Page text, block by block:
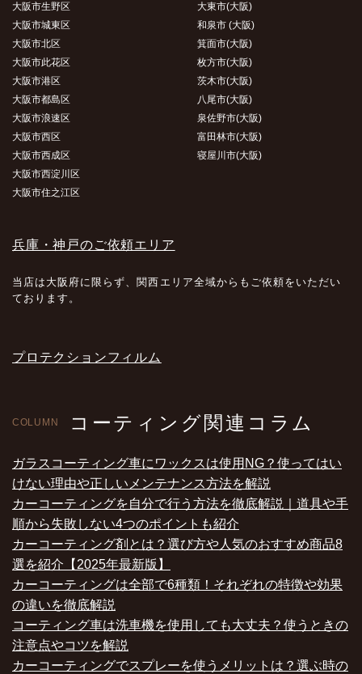
大阪市生野区
大阪市城東区
大阪市北区
大阪市此花区
大阪市港区
大阪市都島区
大阪市浪速区
大阪市西区
大阪市西成区
大阪市西淀川区
大阪市住之江区
大東市(大阪)
和泉市 (大阪)
箕面市(大阪)
枚方市(大阪)
茨木市(大阪)
八尾市(大阪)
泉佐野市(大阪)
富田林市(大阪)
寝屋川市(大阪)
兵庫・神戸のご依頼エリア
当店は大阪府に限らず、関西エリア全域からもご依頼をいただい
ております。
プロテクションフィルム
COLUMN コーティング関連コラム
ガラスコーティング車にワックスは使用NG？使ってはい
けない理由や正しいメンテナンス方法を解説
カーコーティングを自分で行う方法を徹底解説｜道具や手
順から失敗しない4つのポイントも紹介
カーコーティング剤とは？選び方や人気のおすすめ商品8
選を紹介【2025年最新版】
カーコーティングは全部で6種類！それぞれの特徴や効果
の違いを徹底解説
コーティング車は洗車機を使用しても大丈夫？使うときの
注意点やコツを解説
カーコーティングでスプレーを使うメリットは？選ぶ時の